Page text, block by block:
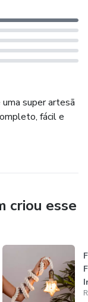
alta qualidade.
super artesã
fácil e
criou esse